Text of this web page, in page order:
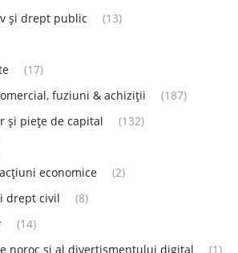
și drept public
(13)
(17)
fuziuni & achiziții
(187)
și piețe de capital
(132)
economice
(2)
drept civil
(8)
(14)
noroc și al divertismentului digital
(1)